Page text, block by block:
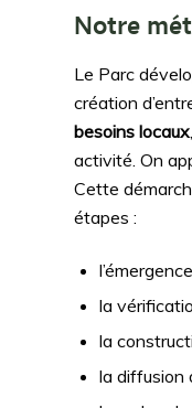
Notre
Le Parc
création
besoins locaux
activité. On
Cette
étapes :
la
la
la diffusion